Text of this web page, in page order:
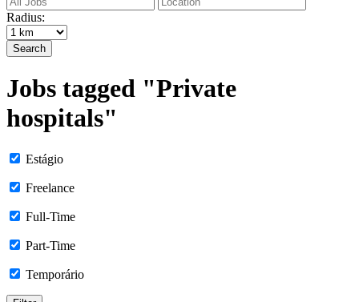
Radius:
Search
Jobs tagged "Private
hospitals"
Estágio
Freelance
Full-Time
Part-Time
Temporário